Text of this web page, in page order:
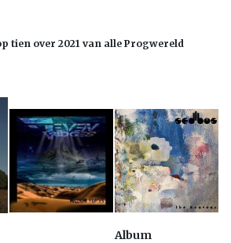
tien over 2021 van alle Progwereld
Album